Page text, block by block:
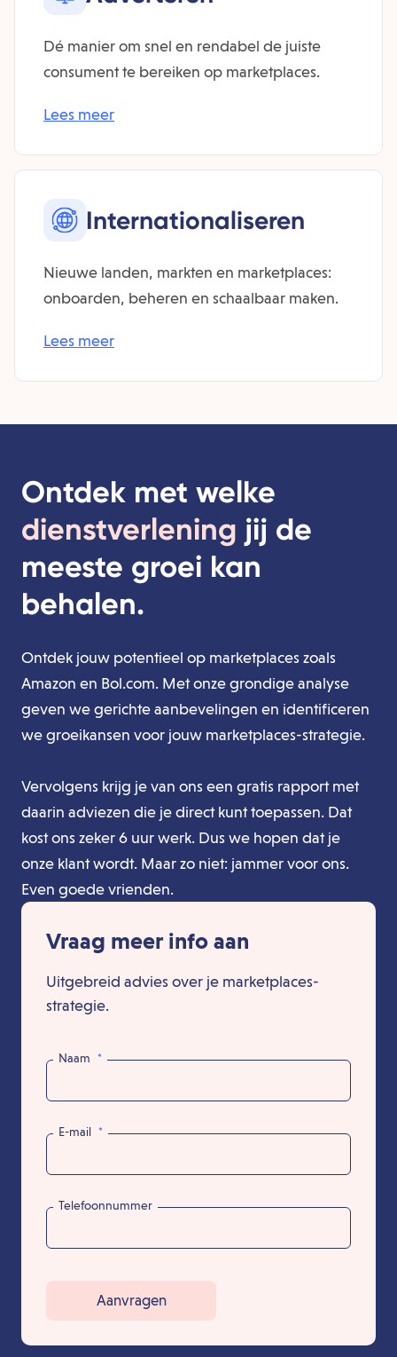
Dé manier om snel en rendabel de juiste
consument te bereiken op marketplaces.
Lees meer
Inter­nationaliseren
Nieuwe landen, markten en marketplaces:
onboarden, beheren en schaalbaar maken.
Lees meer
Ontdek met welke
dienstverlening jij de
meeste groei kan
behalen.
Ontdek jouw potentieel op marketplaces zoals
Amazon en Bol.com. Met onze grondige analyse
geven we gerichte aanbevelingen en identificeren
we groeikansen voor jouw marketplaces-strategie.
Vervolgens krijg je van ons een gratis rapport met
daarin adviezen die je direct kunt toepassen. Dat
kost ons zeker 6 uur werk. Dus we hopen dat je
onze klant wordt. Maar zo niet: jammer voor ons.
Even goede vrienden.
Vraag meer info aan
Uitgebreid advies over je marketplaces-
strategie.
Naam *
E-mail *
Telefoonnummer
Aanvragen